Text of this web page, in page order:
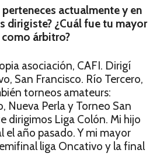
actualmente y en
dirigiste? ¿Cuál fue tu mayor
árbitro?
asociación, CAFI. Dirigí
San Francisco. Río Tercero,
torneos amateurs:
Nueva Perla y Torneo San
dirigimos Liga Colón. Mi hijo
el año pasado. Y mi mayor
liga Oncativo y la final